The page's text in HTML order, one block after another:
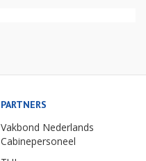
PARTNERS
Vakbond Nederlands
Cabinepersoneel